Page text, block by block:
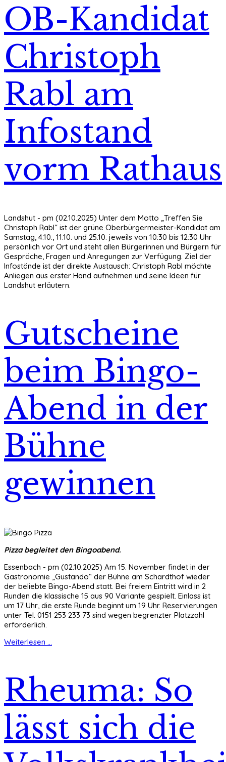
OB-Kandidat
Christoph
Rabl am
Infostand
vorm Rathaus
Landshut - pm (02.10.2025) Unter dem Motto „Treffen Sie
Christoph Rabl“ ist der grüne Oberbürgermeister-Kandidat am
Samstag, 4.10., 11.10. und 25.10. jeweils von 10:30 bis 12:30 Uhr
persönlich vor Ort und steht allen Bürgerinnen und Bürgern für
Gespräche, Fragen und Anregungen zur Verfügung. Ziel der
Infostände ist der direkte Austausch: Christoph Rabl möchte
Anliegen aus erster Hand aufnehmen und seine Ideen für
Landshut erläutern.
Gutscheine
beim Bingo-
Abend in der
Bühne
gewinnen
Pizza begleitet den Bingoabend.
Essenbach - pm (02.10.2025) Am 15. November findet in der
Gastronomie „Gustando“ der Bühne am Schardthof wieder
der beliebte Bingo-Abend statt. Bei freiem Eintritt wird in 2
Runden die klassische 15 aus 90 Variante gespielt. Einlass ist
um 17 Uhr, die erste Runde beginnt um 19 Uhr. Reservierungen
unter Tel. 0151 253 233 73 sind wegen begrenzter Platzzahl
erforderlich.
Weiterlesen ...
Rheuma: So
lässt sich die